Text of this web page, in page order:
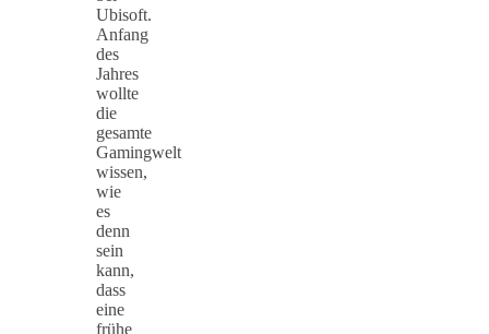
Ubisoft.
Anfang
des
Jahres
wollte
die
gesamte
Gamingwelt
wissen,
wie
es
denn
sein
kann,
dass
eine
frühe